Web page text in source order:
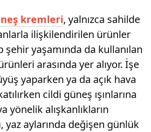
kremleri, yalnızca sahilde
ilişkilendirilen ürünler
şehir yaşamında da kullanılan
arasında yer alıyor. İşe
yaparken ya da açık hava
cildi güneş ışınlarına
yönelik alışkanlıkların
yaz aylarında değişen günlük